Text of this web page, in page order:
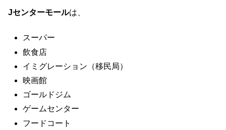
Jセンターモールは、
スーパー
飲食店
イミグレーション（移民局）
映画館
ゴールドジム
ゲームセンター
フードコート